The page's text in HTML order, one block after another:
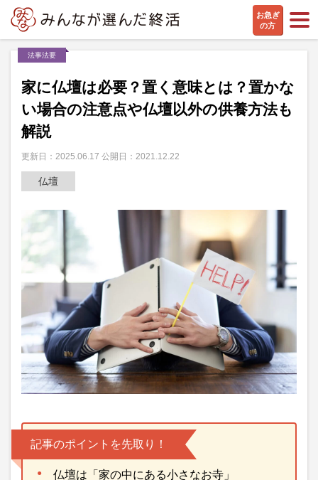
お急ぎ
の方
法事法要
家に仏壇は必要？置く意味とは？置かな
い場合の注意点や仏壇以外の供養方法も
解説
更新日：2025.06.17 公開日：2021.12.22
仏壇
記事のポイントを先取り！
仏壇は「家の中にある小さなお寺」